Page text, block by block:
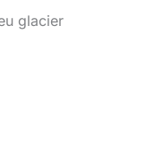
glacier